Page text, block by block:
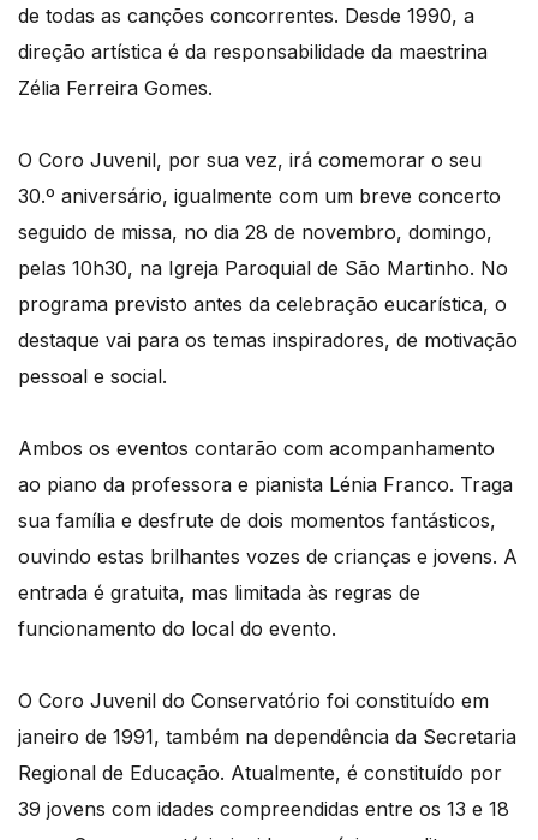
de todas as canções concorrentes. Desde 1990, a
direção artística é da responsabilidade da maestrina
Zélia Ferreira Gomes.
O Coro Juvenil, por sua vez, irá comemorar o seu
30.º aniversário, igualmente com um breve concerto
seguido de missa, no dia 28 de novembro, domingo,
pelas 10h30, na Igreja Paroquial de São Martinho. No
programa previsto antes da celebração eucarística, o
destaque vai para os temas inspiradores, de motivação
pessoal e social.
Ambos os eventos contarão com acompanhamento
ao piano da professora e pianista Lénia Franco. Traga
sua família e desfrute de dois momentos fantásticos,
ouvindo estas brilhantes vozes de crianças e jovens. A
entrada é gratuita, mas limitada às regras de
funcionamento do local do evento.
O Coro Juvenil do Conservatório foi constituído em
janeiro de 1991, também na dependência da Secretaria
Regional de Educação. Atualmente, é constituído por
39 jovens com idades compreendidas entre os 13 e 18